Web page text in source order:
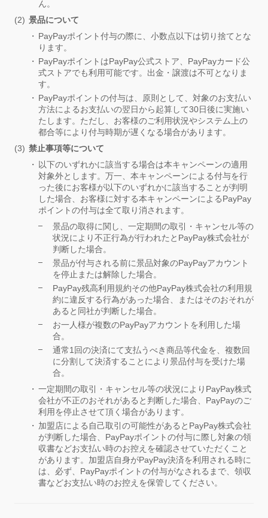
ん。
景品について
PayPayポイント付与の際に、小数点以下は切り捨てとな
ります。
PayPayポイントはPayPay公式ストア、PayPayカード公
式ストアでも利用可能です。出金・譲渡は不可となりま
す。
PayPayポイントの付与は、原則として、対象のお支払い
方法によるお支払いの翌日から起算して30日後に実施い
たします。ただし、お客様のご利用状況やシステム上の
都合等により付与時期が遅くなる場合があります。
禁止事項等について
以下のいずれかに該当する場合は本キャンペーンの適用
対象外とします。万一、本キャンペーンによる付与を行
った後にお客様が以下のいずれかに該当することが判明
した場合、お客様に対する本キャンペーンによるPayPay
ポイントの付与は全て取り消されます。
景品の取得に関し、一定期間の取引・キャンセル等の
状況により不正行為が行われたとPayPay株式会社が
判断した場合。
景品が付与される前に景品対象のPayPayアカウント
を停止または解除した場合。
PayPay残高利用規約その他PayPay株式会社の利用規
約に違反する行為があった場合、またはそのおそれが
あると同社が判断した場合。
お一人様が複数のPayPayアカウントを利用した場
合。
通常1回の決済にて支払うべき商品等代金を、複数回
に分割して決済することにより景品付与を受けた場
合。
一定期間の取引・キャンセル等の状況によりPayPay株式
会社が不正のおそれがあると判断した場合、PayPayのご
利用を停止させて頂く場合があります。
加盟店による自己取引の可能性があるとPayPay株式会社
が判断した場合、PayPayポイントの付与に際し対象の領
収書などお支払い時のお控えを確認させていただくこと
があります。加盟店自身がPayPay決済を利用される時に
は、必ず、PayPayポイントの付与がなされるまで、領収
書などお支払い時のお控えを保管してください。